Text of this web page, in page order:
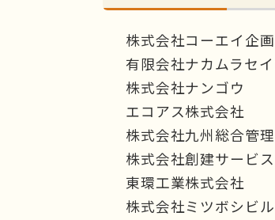
株式会社コーエイ企画
有限会社ナカムラセ
株式会社ナンゴウ
エコアス株式会社
株式会社九州総合管理
株式会社創建サービス
東環工業株式会社
株式会社ミツボシビル